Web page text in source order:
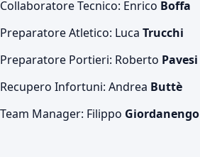
Collaboratore Tecnico: Enrico Boffa
Preparatore Atletico: Luca Trucchi
Preparatore Portieri: Roberto Pavesi
Recupero Infortuni: Andrea Buttè
Team Manager: Filippo Giordanengo